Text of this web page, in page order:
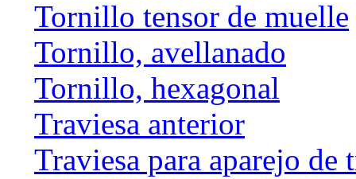
Tornillo tensor de muelle
Tornillo, avellanado
Tornillo, hexagonal
Traviesa anterior
Traviesa para aparejo